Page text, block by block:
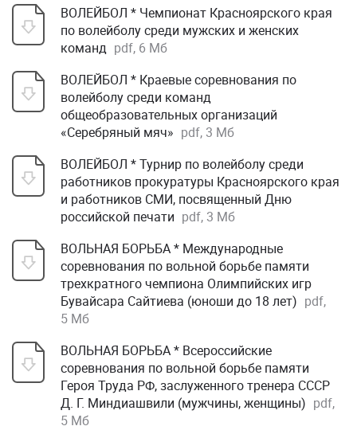
ВОЛЕЙБОЛ * Чемпионат Красноярского края
по волейболу среди мужских и женских
команд pdf, 6 Мб
ВОЛЕЙБОЛ * Краевые соревнования по
волейболу среди команд
общеобразовательных организаций
«Серебряный мяч» pdf, 3 Мб
ВОЛЕЙБОЛ * Турнир по волейболу среди
работников прокуратуры Красноярского края
и работников СМИ, посвященный Дню
российской печати pdf, 3 Мб
ВОЛЬНАЯ БОРЬБА * Международные
соревнования по вольной борьбе памяти
трехкратного чемпиона Олимпийских игр
Бувайсара Сайтиева (юноши до 18 лет) pdf,
5 Мб
ВОЛЬНАЯ БОРЬБА * Всероссийские
соревнования по вольной борьбе памяти
Героя Труда РФ, заслуженного тренера СССР
Д. Г. Миндиашвили (мужчины, женщины) pdf,
5 Мб